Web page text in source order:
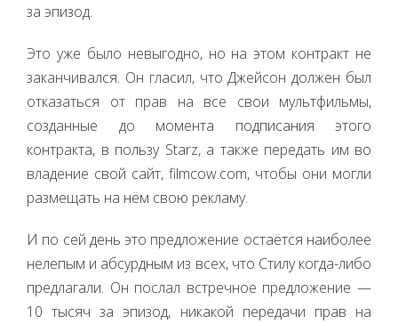
за эпизод.
Это уже было невыгодно, но на этом контракт не
заканчивался. Он гласил, что Джейсон должен был
отказаться от прав на все свои мультфильмы,
созданные до момента подписания этого
контракта, в пользу Starz, а также передать им во
владение свой сайт, filmcow.com, чтобы они могли
размещать на нём свою рекламу.
И по сей день это предложение остаётся наиболее
нелепым и абсурдным из всех, что Стилу когда-либо
предлагали. Он послал встречное предложение —
10 тысяч за эпизод, никакой передачи прав на